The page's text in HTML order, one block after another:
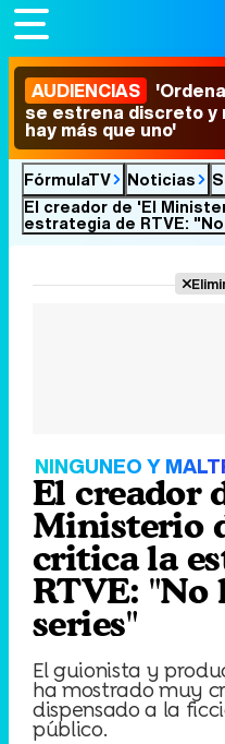
AUDIENCIAS
se estrena discreto y
hay más que uno'
FórmulaTV Noticias
El creador de 'El
estrategia de RTVE:
NINGUNEO Y
El creador
Ministerio
critica la
RTVE: "No
series"
El guionista y
ha mostrado muy
dispensado a la
público.